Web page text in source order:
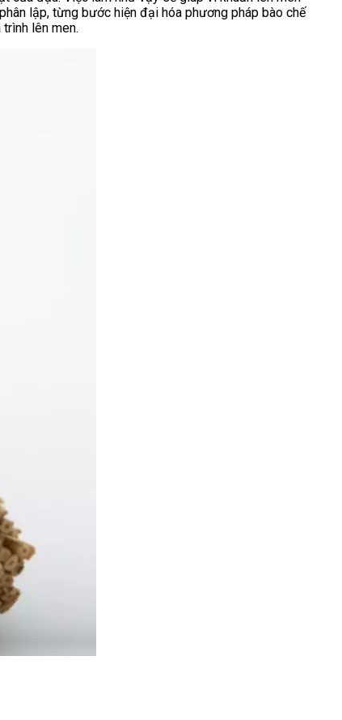
lập, từng bước hiện đại hóa phương pháp bào chế
lên men.